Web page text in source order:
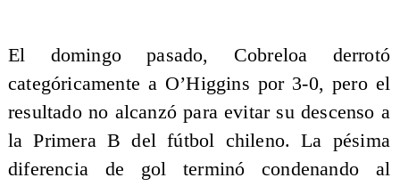
El domingo pasado, Cobreloa derrotó
categóricamente a O’Higgins por 3-0, pero el
resultado no alcanzó para evitar su descenso a
la Primera B del fútbol chileno. La pésima
diferencia de gol terminó condenando al